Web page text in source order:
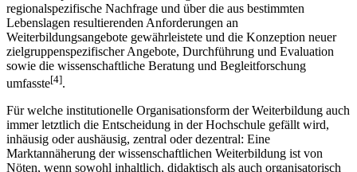
regionalspezifische Nachfrage und über die aus bestimmten
Lebenslagen resultierenden Anforderungen an
Weiterbildungsangebote gewährleistete und die Konzeption neuer
zielgruppenspezifischer Angebote, Durchführung und Evaluation
sowie die wissenschaftliche Beratung und Begleitforschung
umfasste[4].
Für welche institutionelle Organisationsform der Weiterbildung auch
immer letztlich die Entscheidung in der Hochschule gefällt wird,
inhäusig oder aushäusig, zentral oder dezentral: Eine
Marktannäherung der wissenschaftlichen Weiterbildung ist von
Nöten, wenn sowohl inhaltlich, didaktisch als auch organisatorisch